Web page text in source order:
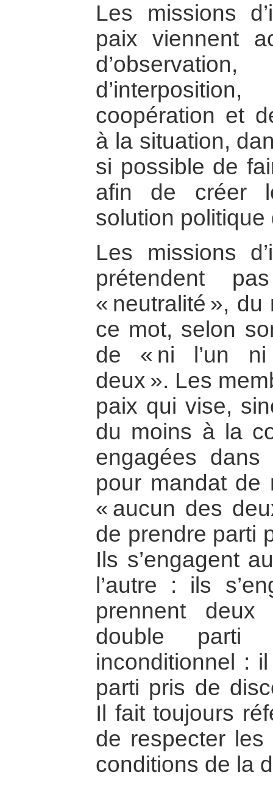
Les missions
paix viennent
coopération et
à la situation,
si possible de
afin de créer
solution politique
Les missions
prétendent
« neutralité »,
ce mot, selon
de « ni l’un ni
deux ». Les
paix qui vise,
du moins à la
engagées dans
pour mandat de
« aucun des
de prendre parti
Ils s’engagent
l’autre : ils
prennent
double parti
inconditionnel :
parti pris de
Il fait toujours
de respecter
conditions de la